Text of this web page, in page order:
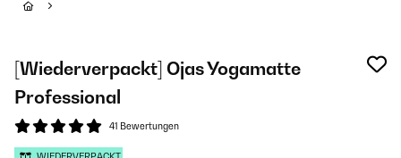
[Wiederverpackt] Ojas Yogamatte
Professional
41 Bewertungen